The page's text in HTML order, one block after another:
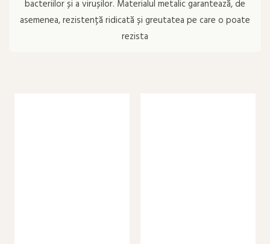
bacteriilor și a virușilor. Materialul metalic garantează, de
asemenea, rezistență ridicată și greutatea pe care o poate
rezista